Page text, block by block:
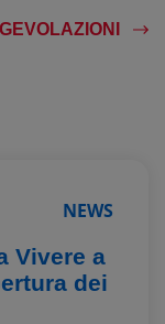
NEWS
Vivere a
dei